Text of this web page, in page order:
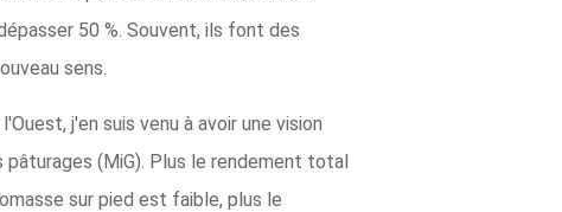
50 %. Souvent, ils font des
sens.
j'en suis venu à avoir une vision
(MiG). Plus le rendement total
sur pied est faible, plus le